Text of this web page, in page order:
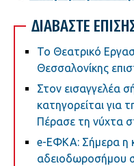
ΔΙΑΒΑΣΤΕ
Το Θεατρικό
Θεσσαλονίκης
Στον εισαγγελέα
κατηγορείται για
Πέρασε τη νύχτα
e-ΕΦΚΑ: Σήμερα η
αδειοδωροσήμου